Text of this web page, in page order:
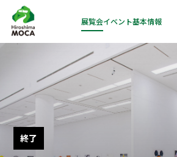
展覧会イベント基本情報
終了